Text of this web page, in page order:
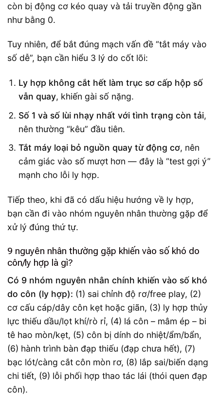
còn bị động cơ kéo quay và tải truyền động gần
như bằng 0.
Tuy nhiên, để bắt đúng mạch vấn đề “tắt máy vào
số dễ”, bạn cần hiểu 3 lý do cốt lõi:
Ly hợp không cắt hết làm trục sơ cấp hộp số
vẫn quay, khiến gài số nặng.
Số 1 và số lùi nhạy nhất với tình trạng còn tải,
nên thường “kêu” đầu tiên.
Tắt máy loại bỏ nguồn quay từ động cơ, nên
cảm giác vào số mượt hơn — đây là “test gợi ý”
mạnh cho lỗi ly hợp.
Tiếp theo, khi đã có dấu hiệu hướng về ly hợp,
bạn cần đi vào nhóm nguyên nhân thường gặp để
xử lý đúng thứ tự.
9 nguyên nhân thường gặp khiến vào số khó do
côn/ly hợp là gì?
Có 9 nhóm nguyên nhân chính khiến vào số khó
do côn (ly hợp): (1) sai chỉnh độ rơ/free play, (2)
cơ cấu cáp/dây côn kẹt hoặc giãn, (3) ly hợp thủy
lực thiếu dầu/lọt khí/rò rỉ, (4) lá côn – mâm ép – bi
tê hao mòn/kẹt, (5) côn bị dính do nhiệt/ẩm/bẩn,
(6) hành trình bàn đạp thiếu (đạp chưa hết), (7)
bạc lót/càng cắt côn mòn rơ, (8) lắp sai/biến dạng
chi tiết, (9) lỗi phối hợp thao tác lái (thói quen đạp
côn).